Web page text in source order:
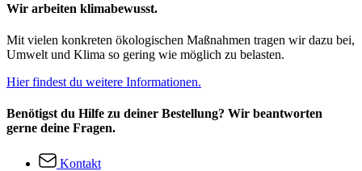
Wir arbeiten klimabewusst.
Mit vielen konkreten ökologischen Maßnahmen tragen wir dazu bei,
Umwelt und Klima so gering wie möglich zu belasten.
Hier findest du weitere Informationen.
Benötigst du Hilfe zu deiner Bestellung? Wir beantworten
gerne deine Fragen.
Kontakt